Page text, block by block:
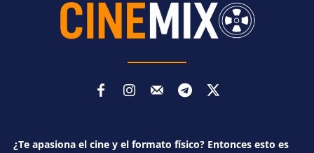
¿Te apasiona el cine y el formato físico? Entonces esto es